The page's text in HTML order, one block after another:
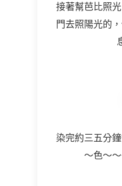
接著幫芭比照
門去照陽光的
染完約三五分
～色～